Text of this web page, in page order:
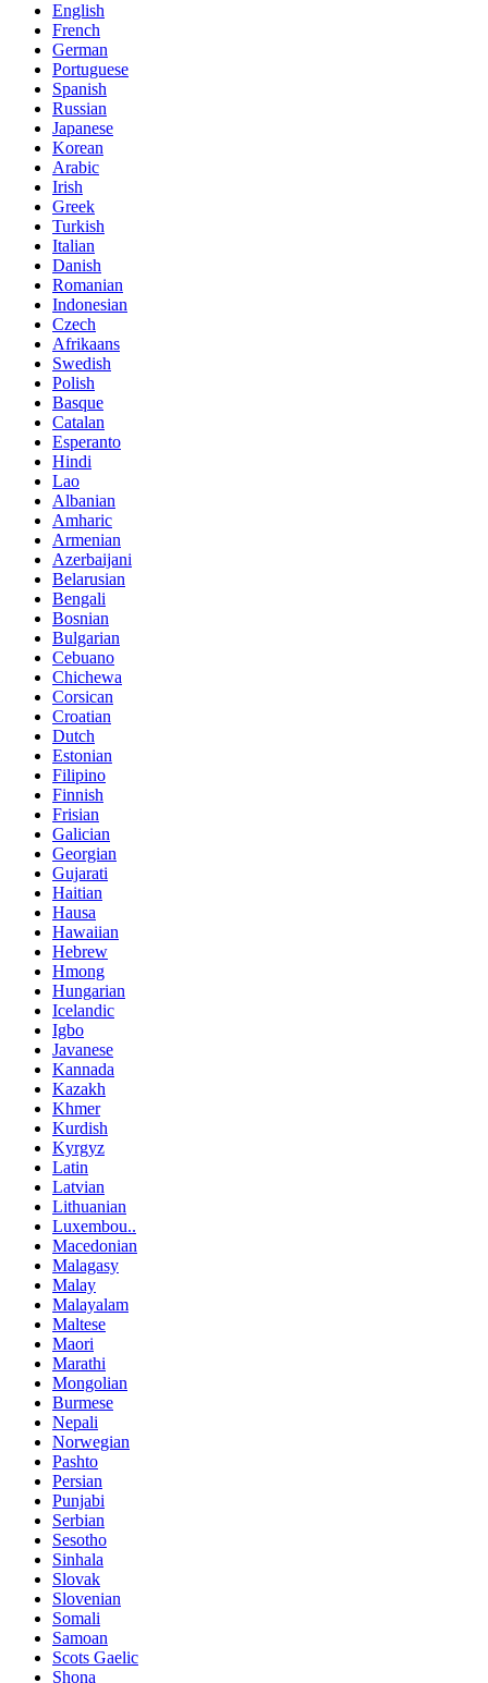
English
French
German
Portuguese
Spanish
Russian
Japanese
Korean
Arabic
Irish
Greek
Turkish
Italian
Danish
Romanian
Indonesian
Czech
Afrikaans
Swedish
Polish
Basque
Catalan
Esperanto
Hindi
Lao
Albanian
Amharic
Armenian
Azerbaijani
Belarusian
Bengali
Bosnian
Bulgarian
Cebuano
Chichewa
Corsican
Croatian
Dutch
Estonian
Filipino
Finnish
Frisian
Galician
Georgian
Gujarati
Haitian
Hausa
Hawaiian
Hebrew
Hmong
Hungarian
Icelandic
Igbo
Javanese
Kannada
Kazakh
Khmer
Kurdish
Kyrgyz
Latin
Latvian
Lithuanian
Luxembou..
Macedonian
Malagasy
Malay
Malayalam
Maltese
Maori
Marathi
Mongolian
Burmese
Nepali
Norwegian
Pashto
Persian
Punjabi
Serbian
Sesotho
Sinhala
Slovak
Slovenian
Somali
Samoan
Scots Gaelic
Shona